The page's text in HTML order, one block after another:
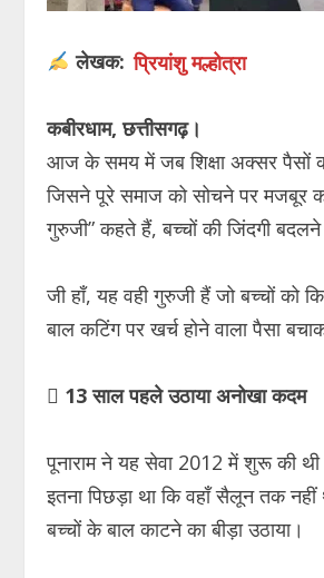
लेखक: प्रियांशु मल्होत्रा
कबीरधाम, छत्तीसगढ़।
आज के समय में जब शिक्षा अक्सर पैसों
जिसने पूरे समाज को सोचने पर मजबूर
गुरुजी” कहते हैं, बच्चों की जिंदगी
जी हाँ, यह वही गुरुजी हैं जो बच्चों को
बाल कटिंग पर खर्च होने वाला पैसा
 13 साल पहले उठाया अनोखा कदम
पूनाराम ने यह सेवा 2012 में शुरू की
इतना पिछड़ा था कि वहाँ सैलून तक
बच्चों के बाल काटने का बीड़ा उठाया।